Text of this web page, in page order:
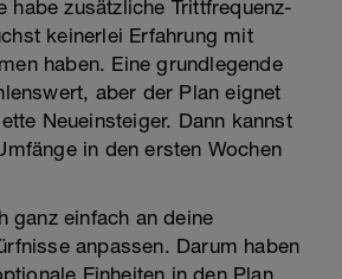
habe zusätzliche Trittfrequenz-
keinerlei Erfahrung mit
haben. Eine grundlegende
aber der Plan eignet
Neueinsteiger. Dann kannst
in den ersten Wochen
ganz einfach an deine
anpassen. Darum haben
Einheiten in den Plan